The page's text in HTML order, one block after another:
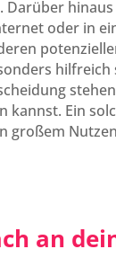
Darüber
oder in
Ein
großem
an